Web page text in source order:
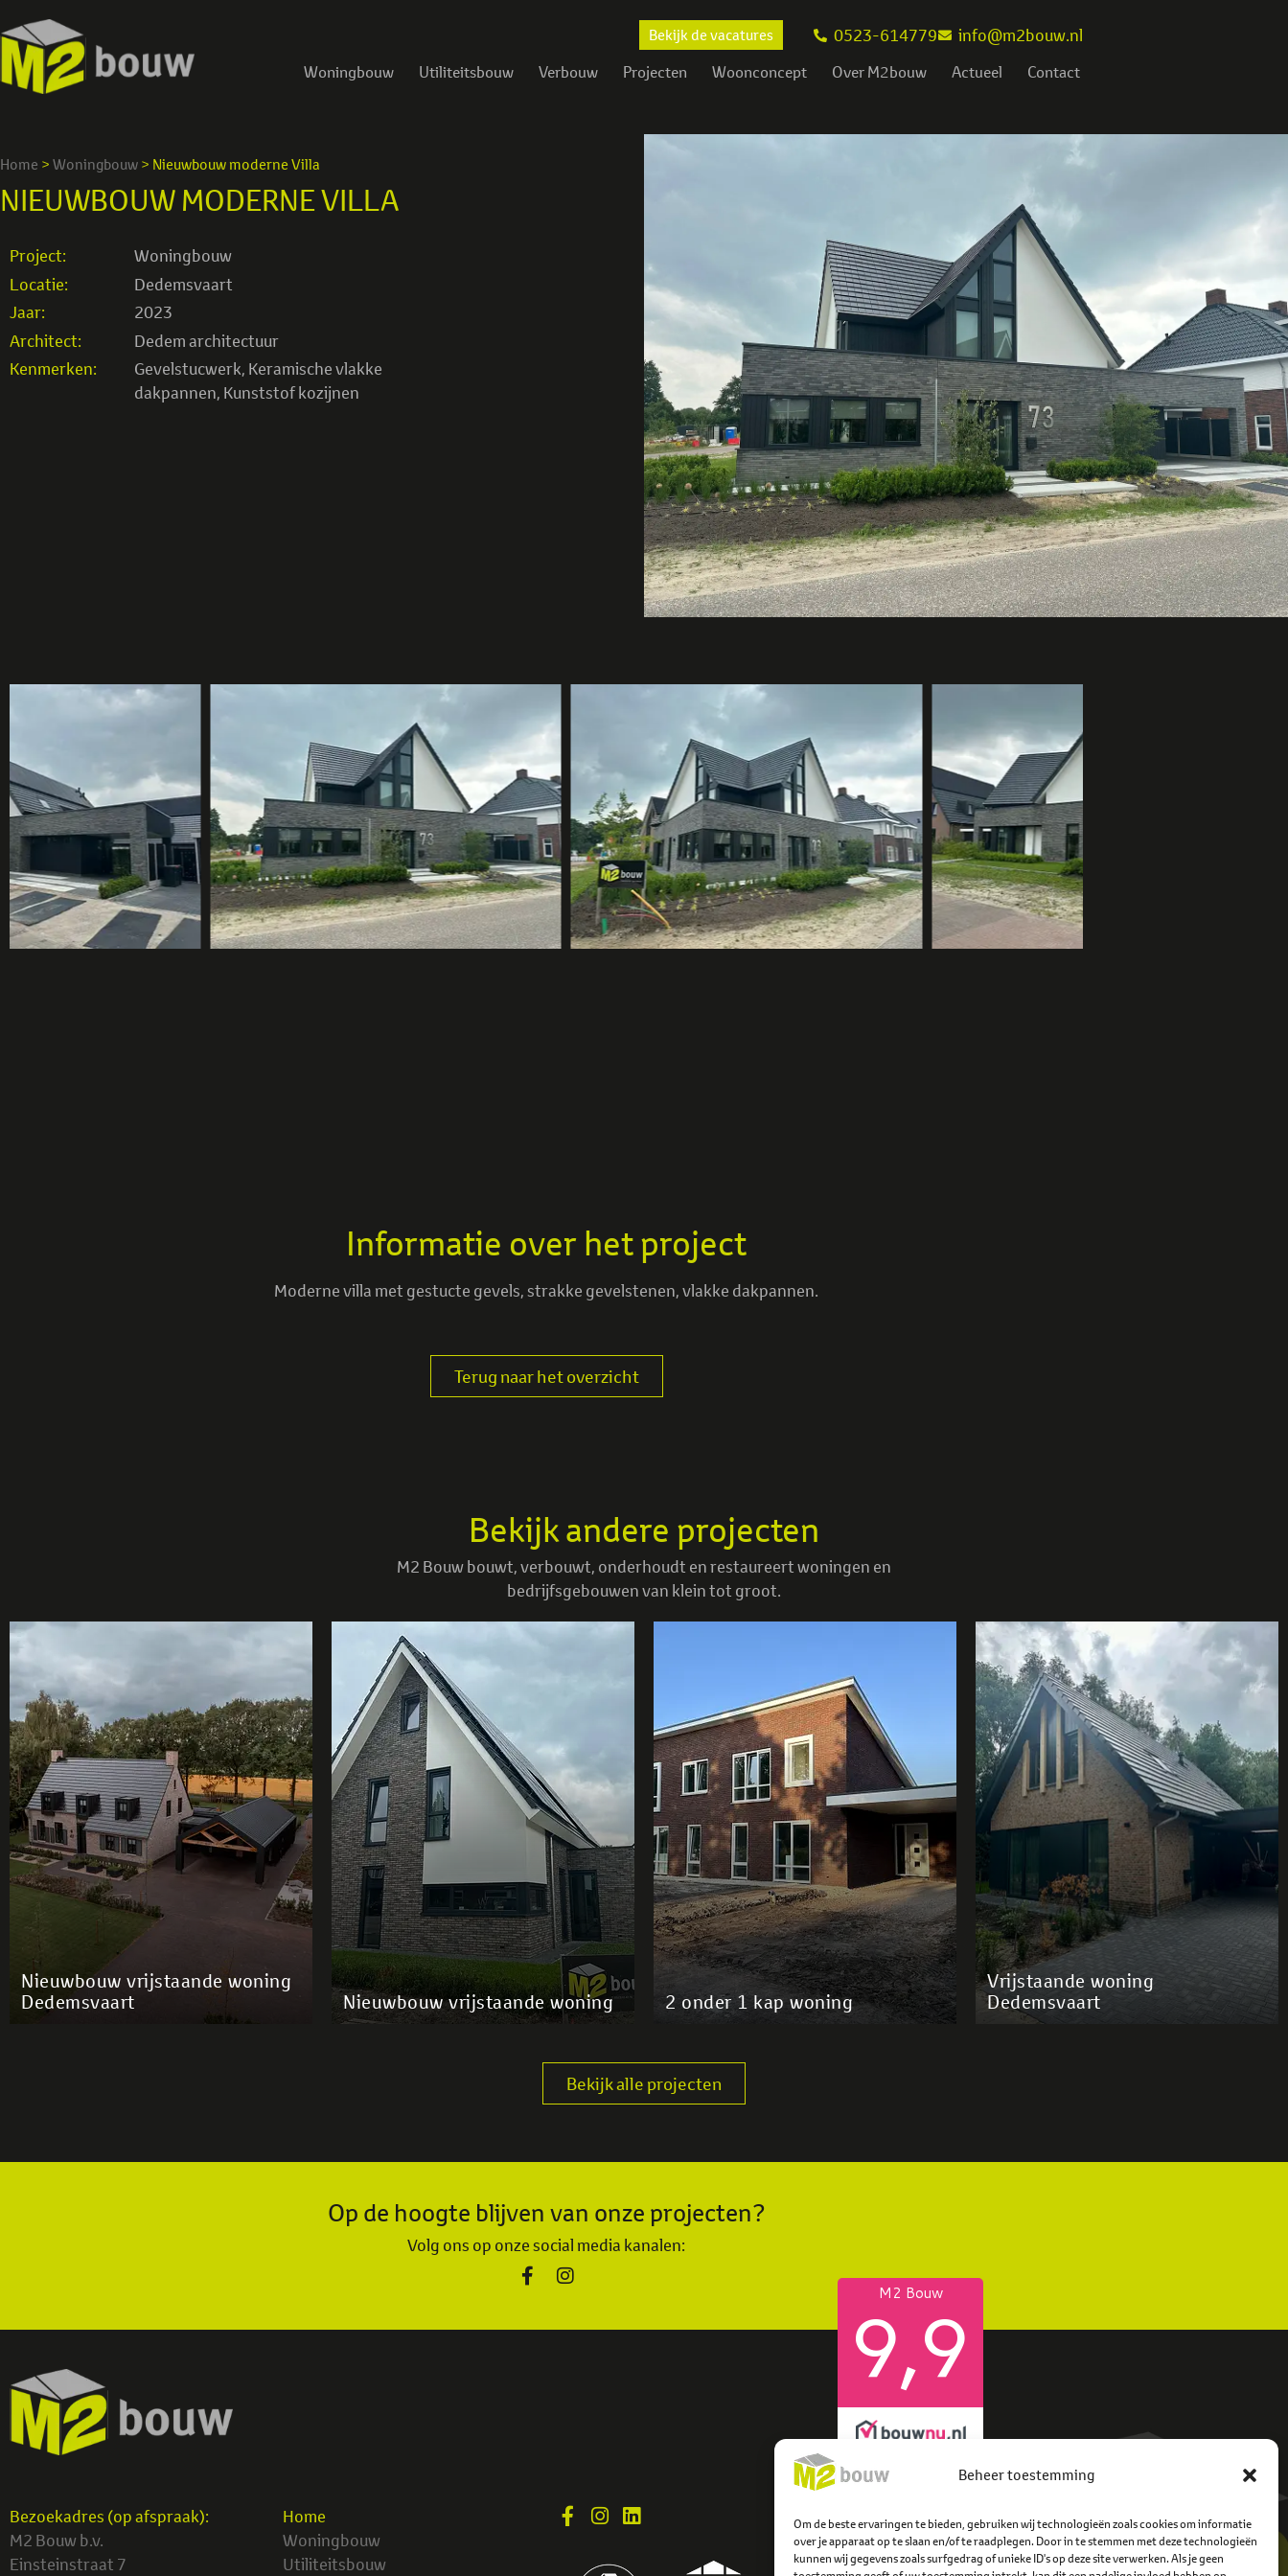
Beheer toestemming
Om de beste ervaringen te bieden, gebruiken wij technologieën zoals cookies om informatie
over je apparaat op te slaan en/of te raadplegen. Door in te stemmen met deze technologieën
kunnen wij gegevens zoals surfgedrag of unieke ID's op deze site verwerken. Als je geen
Bekijk de vacatures 0523-614779 info@m2bouw.nl
Woningbouw Utiliteitsbouw Verbouw Projecten Woonconcept Over M2bouw Actueel Contact
Home > Woningbouw > Nieuwbouw moderne Villa
NIEUWBOUW MODERNE VILLA
Project:
Woningbouw
Locatie:
Dedemsvaart
Jaar:
2023
Architect:
Dedem architectuur
Kenmerken:
Gevelstucwerk, Keramische vlakke
dakpannen, Kunststof kozijnen
Informatie over het project
Moderne villa met gestucte gevels, strakke gevelstenen, vlakke dakpannen.
Terug naar het overzicht
Bekijk andere projecten
M2 Bouw bouwt, verbouwt, onderhoudt en restaureert woningen en
bedrijfsgebouwen van klein tot groot.
Nieuwbouw vrijstaande woning
Dedemsvaart
Nieuwbouw vrijstaande woning 2 onder 1 kap woning
Vrijstaande woning
Dedemsvaart
Bekijk alle projecten
Op de hoogte blijven van onze projecten?
Volg ons op onze social media kanalen:
Bezoekadres (op afspraak):
M2 Bouw b.v.
Einsteinstraat 7
Home
Woningbouw
Utiliteitsbouw